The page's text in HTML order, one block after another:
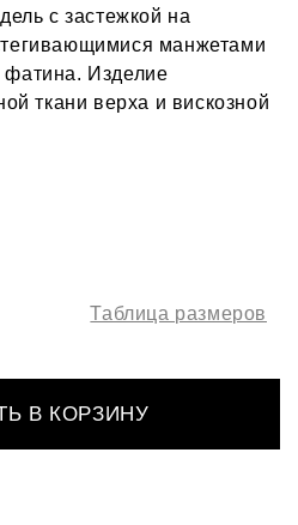
с застежкой на
манжетами
фатина. Изделие
ткани верха и вискозной
Таблица размеров
В КОРЗИНУ